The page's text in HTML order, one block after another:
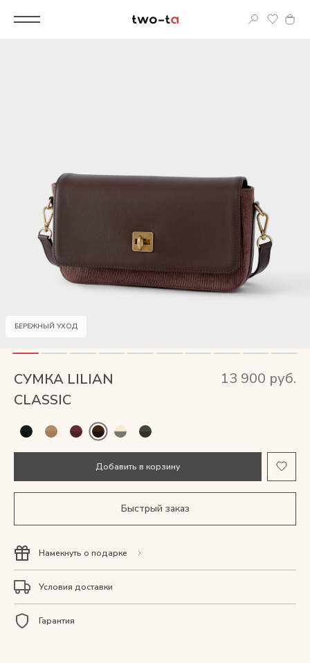
Популярное
Женские сумки
Мужские сумки
Аксессуары
Мини-сумки и чехлы
Одежда
Подарочная карта
Подарки
БЕРЕЖНЫЙ УХОД
СУМКА LILIAN
CLASSIC
13 900 руб.
Добавить в корзину
Быстрый заказ
Намекнуть о подарке
Условия доставки
Гарантия